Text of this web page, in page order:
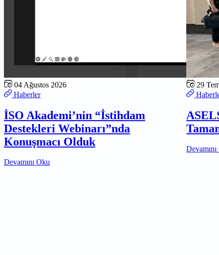
04 Ağustos 2026
Haberler
İSO Akademi’nin “İstihdam
Destekleri Webinarı”nda
Konuşmacı Olduk
Devamını Oku
29